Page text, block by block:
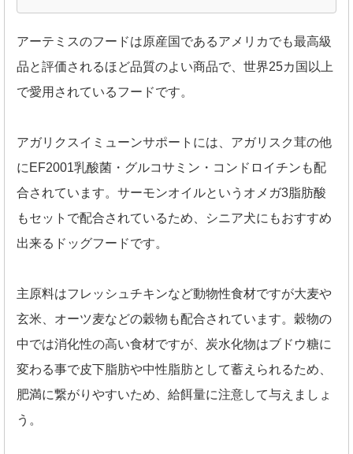
アーテミスのフードは原産国であるアメリカでも最高級
品と評価されるほど品質のよい商品で、世界25カ国以上
で愛用されているフードです。
アガリクスイミューンサポートには、アガリスク茸の他
にEF2001乳酸菌・グルコサミン・コンドロイチンも配
合されています。サーモンオイルというオメガ3脂肪酸
もセットで配合されているため、シニア犬にもおすすめ
出来るドッグフードです。
主原料はフレッシュチキンなど動物性食材ですが大麦や
玄米、オーツ麦などの穀物も配合されています。穀物の
中では消化性の高い食材ですが、炭水化物はブドウ糖に
変わる事で皮下脂肪や中性脂肪として蓄えられるため、
肥満に繋がりやすいため、給餌量に注意して与えましょ
う。